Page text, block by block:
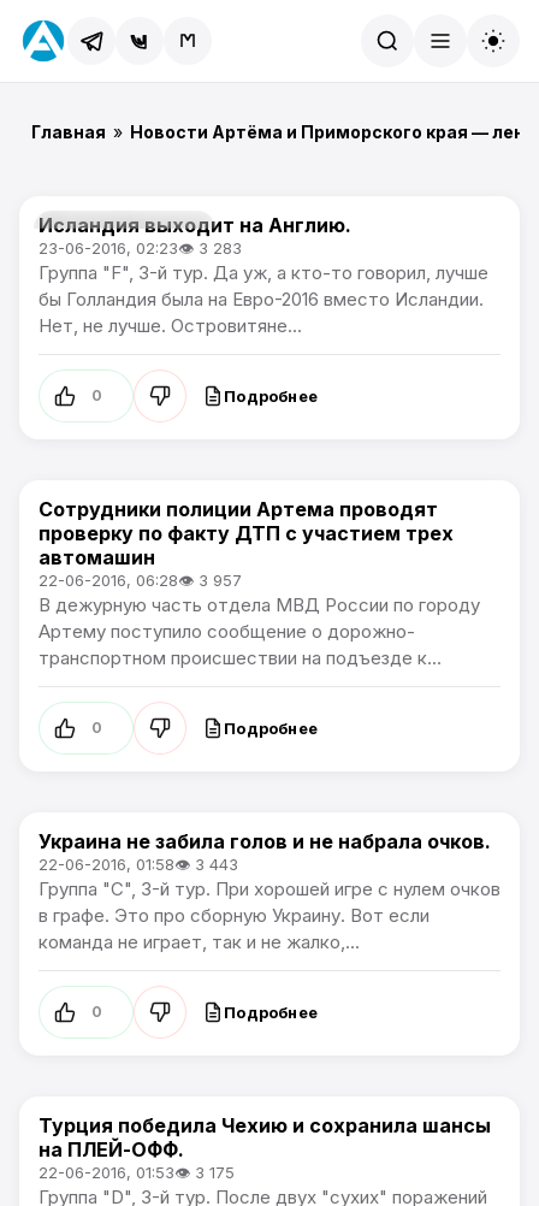
Главная » Новости Артёма и Приморского края —
Чемпионат Европы
Исландия выходит на Англию.
23-06-2016, 02:23👁 3 283
Группа "F", 3-й тур. Да уж, а кто-то говорил, лучше
бы Голландия была на Евро-2016 вместо Исландии.
Нет, не лучше. Островитяне...
0 Подробнее
Происшествия
Сотрудники полиции Артема проводят
проверку по факту ДТП с участием трех
автомашин
22-06-2016, 06:28👁 3 957
В дежурную часть отдела МВД России по городу
Артему поступило сообщение о дорожно-
транспортном происшествии на подъезде к...
0 Подробнее
Чемпионат Европы
Украина не забила голов и не набрала очков.
22-06-2016, 01:58👁 3 443
Группа "C", 3-й тур. При хорошей игре с нулем очков
в графе. Это про сборную Украину. Вот если
команда не играет, так и не жалко,...
0 Подробнее
Чемпионат Европы
Турция победила Чехию и сохранила шансы
на ПЛЕЙ-ОФФ.
22-06-2016, 01:53👁 3 175
Группа "D", 3-й тур. После двух "сухих" поражений